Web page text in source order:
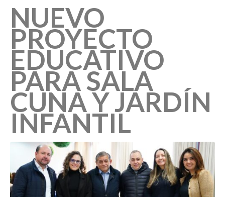
NUEVO
PROYECTO
EDUCATIVO
PARA SALA
CUNA Y JARDÍN
INFANTIL